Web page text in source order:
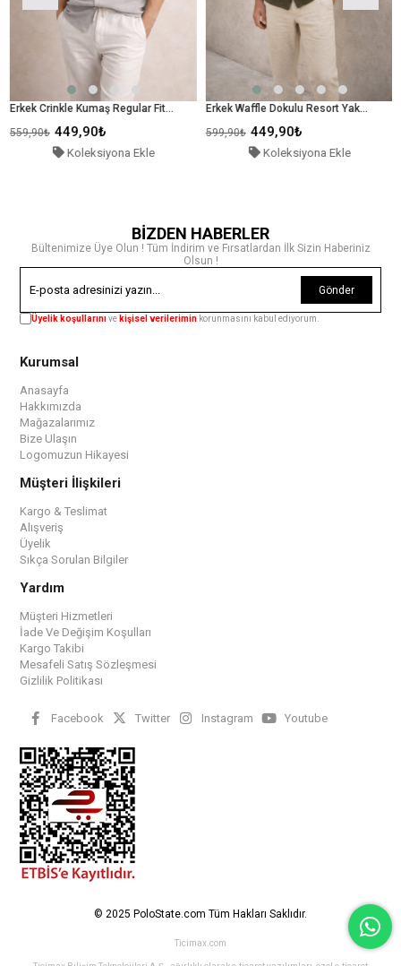
Erkek Crinkle Kumaş Regular Fit Gömlek Gri
Ekle
Erkek Waffle Dokulu Resort Yaka Regular Fit Kısa Kollu Yeşil Gömlek
449,90₺
Koleksiyona Ekle
BİZDEN HABERLER
Bültenimize Üye Olun ! Tüm İndirim ve Fırsatlardan İlk Sizin Haberiniz
Olsun !
Gönder
Üyelik koşullarınıve kişisel verilerimin korunmasını kabul ediyorum.
Kurumsal
Anasayfa
Hakkımızda
Mağazalarımız
Bize Ulaşın
Logomuzun Hikayesi
Müşteri İlişkileri
Kargo & Teslimat
Alışveriş
Üyelik
Sıkça Sorulan Bilgiler
Yardım
Müşteri Hizmetleri
İade Ve Değişim Koşulları
Kargo Takibi
Mesafeli Satış Sözleşmesi
Gizlilik Politikası
Facebook Twitter Instagram Youtube
© 2025 PoloState.com Tüm Hakları Saklıdır.
Ticimax.com